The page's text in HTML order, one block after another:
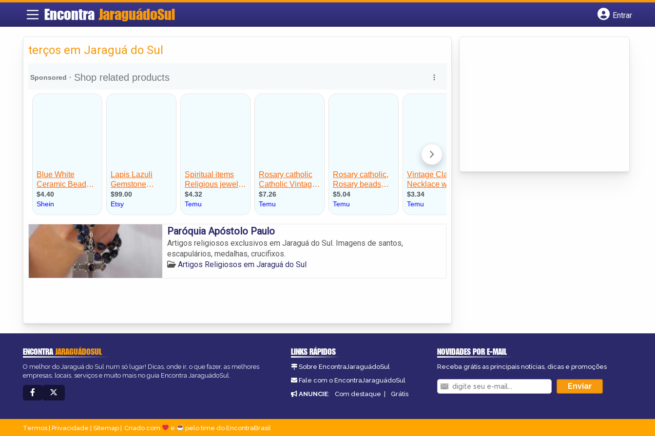
Encontra JaraguádoSul
Entrar
terços em Jaraguá do Sul
Paróquia Apóstolo Paulo
Artigos religiosos exclusivos em Jaraguá do Sul. Imagens de santos,
escapulários, medalhas, crucifixos.
Artigos Religiosos em Jaraguá do Sul
ENCONTRAJARAGUÁDOSUL
O melhor do Jaraguá do Sul num só lugar! Dicas, onde ir, o que fazer, as melhores
empresas, locais, serviços e muito mais no guia Encontra JaraguádoSul.
LINKS RÁPIDOS
Sobre EncontraJaraguádoSul
Fale com o EncontraJaraguádoSul
ANUNCIE: Com destaque | Grátis
NOVIDADES POR E-MAIL
Receba grátis as principais notícias, dicas e promoções
Termos Privacidade Sitemap Criado com e pelo time do EncontraBrasil